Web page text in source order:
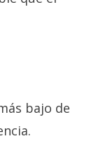
bajo de